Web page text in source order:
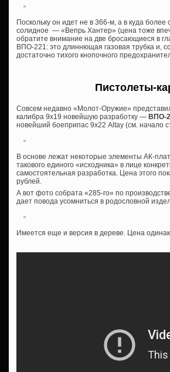
Поскольку он идет не в 366-м, а в куда
солидное — «Вепрь Хантер» (цена тоже
обратите внимание на две бросающиеся в
ВПО-221: это длиннющая газовая трубка и,
достаточно тихого кнопочного
Пистолеты-
Совсем недавно «Молот-Оружие»
калибра 9х19 новейшую разработку — ВПО-
новейший боеприпас 9х22 Altay (см. начало
В основе лежат некоторые элементы АК-
такового единого «исходника» в лице
самостоятельная разработка. Цена этого
рублей.
А вот фото собрата «285-го» по
дает повода усомниться в родословной
Имеется еще и версия в дереве. Цена